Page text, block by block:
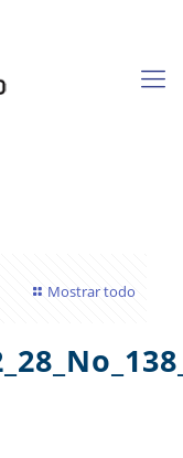
Mostrar todo